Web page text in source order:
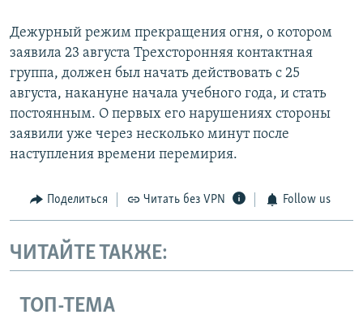
Дежурный режим прекращения огня, о котором
заявила 23 августа Трехсторонняя контактная
группа, должен был начать действовать с 25
августа, накануне начала учебного года, и стать
постоянным. О первых его нарушениях стороны
заявили уже через несколько минут после
наступления времени перемирия.
Поделиться Читать без VPN Follow us
ЧИТАЙТЕ ТАКЖЕ:
ТОП-ТЕМА